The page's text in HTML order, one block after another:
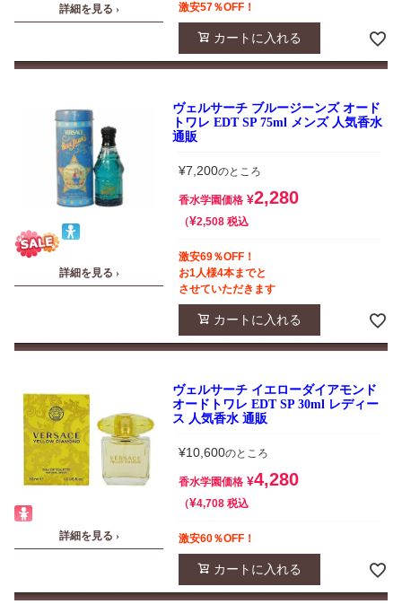
詳細を見る › 激安57％OFF！
カートに入れる
詳細を見る ›
ヴェルサーチ ブルージーンズ オード
トワレ EDT SP 75ml メンズ 人気香水
通販
¥7,200のところ
香水学園価格 ¥2,280
¥2,508 税込
激安69％OFF！
お1人様4本までと
させていただきます
カートに入れる
詳細を見る ›
ヴェルサーチ イエローダイアモンド
オードトワレ EDT SP 30ml レディー
ス 人気香水 通販
¥10,600のところ
香水学園価格 ¥4,280
¥4,708 税込
激安60％OFF！
カートに入れる